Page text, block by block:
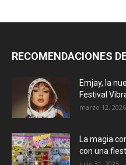
RECOMENDACIONES
Emjay, la
Festival
marzo 12, 2026
La magia
con una